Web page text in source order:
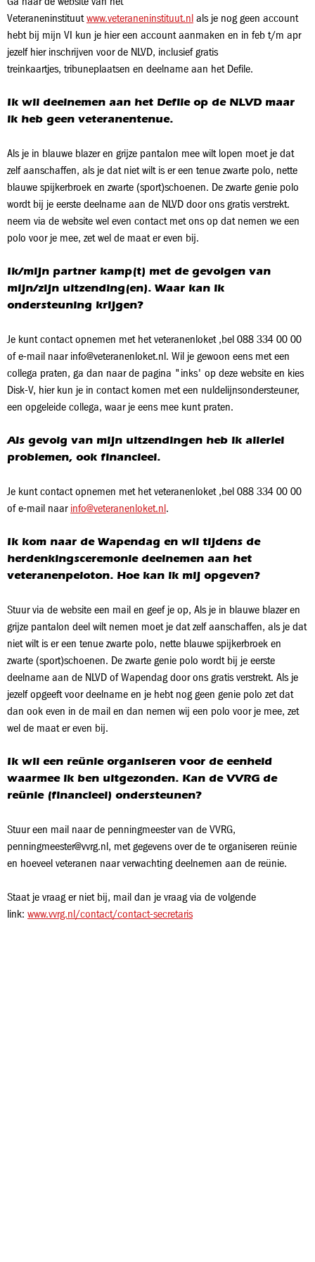
Veteraneninstituutwww.veteraneninstituut.nl als je nog geen account
hebt bij mijn VI kun je hier een account aanmaken en in feb t/m apr
jezelf hier inschrijven voor de NLVD, inclusief gratis
treinkaartjes, tribuneplaatsen en deelname aan het Defile.
Ik wil deelnemen aan het Defile op de NLVD maar
ik heb geen veteranentenue.
Als je in blauwe blazer en grijze pantalon mee wilt lopen moet je dat
zelf aanschaffen, als je dat niet wilt is er een tenue zwarte polo, nette
blauwe spijkerbroek en zwarte (sport)schoenen. De zwarte genie polo
wordt bij je eerste deelname aan de NLVD door ons gratis verstrekt.
neem via de website wel even contact met ons op dat nemen we een
polo voor je mee, zet wel de maat er even bij.
Ik/mijn partner kamp(t) met de gevolgen van
mijn/zijn uitzending(en). Waar kan ik
ondersteuning krijgen?
Je kunt contact opnemen met het veteranenloket ,bel 088 334 00 00
of e-mail naar info@veteranenloket.nl. Wil je gewoon eens met een
collega praten, ga dan naar de pagina "inks' op deze website en kies
Disk-V, hier kun je in contact komen met een nuldelijnsondersteuner,
een opgeleide collega, waar je eens mee kunt praten.
Als gevolg van mijn uitzendingen heb ik allerlei
problemen, ook financieel.
Je kunt contact opnemen met het veteranenloket ,bel 088 334 00 00
of e-mail naar info@veteranenloket.nl.
Ik kom naar de Wapendag en wil tijdens de
herdenkingsceremonie deelnemen aan het
veteranenpeloton. Hoe kan ik mij opgeven?
Stuur via de website een mail en geef je op, Als je in blauwe blazer en
grijze pantalon deel wilt nemen moet je dat zelf aanschaffen, als je dat
niet wilt is er een tenue zwarte polo, nette blauwe spijkerbroek en
zwarte (sport)schoenen. De zwarte genie polo wordt bij je eerste
deelname aan de NLVD of Wapendag door ons gratis verstrekt. Als je
jezelf opgeeft voor deelname en je hebt nog geen genie polo zet dat
dan ook even in de mail en dan nemen wij een polo voor je mee, zet
wel de maat er even bij.
Ik wil een reünie organiseren voor de eenheid
waarmee ik ben uitgezonden. Kan de VVRG de
reünie (financieel) ondersteunen?
Stuur een mail naar de penningmeester van de VVRG,
penningmeester@vvrg.nl, met gegevens over de te organiseren reünie
en hoeveel veteranen naar verwachting deelnemen aan de reünie.
Staat je vraag er niet bij, mail dan je vraag via de volgende
link: www.vvrg.nl/contact/contact-secretaris